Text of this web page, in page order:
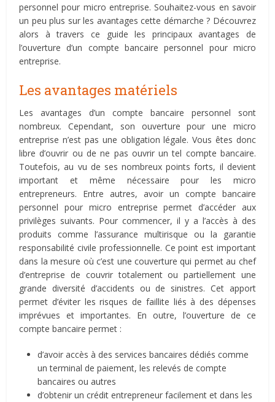
personnel pour micro entreprise. Souhaitez-vous en savoir
un peu plus sur les avantages cette démarche ? Découvrez
alors à travers ce guide les principaux avantages de
l’ouverture d’un compte bancaire personnel pour micro
entreprise.
Les avantages matériels
Les avantages d’un compte bancaire personnel sont
nombreux. Cependant, son ouverture pour une micro
entreprise n’est pas une obligation légale. Vous êtes donc
libre d’ouvrir ou de ne pas ouvrir un tel compte bancaire.
Toutefois, au vu de ses nombreux points forts, il devient
important et même nécessaire pour les micro
entrepreneurs. Entre autres, avoir un compte bancaire
personnel pour micro entreprise permet d’accéder aux
privilèges suivants. Pour commencer, il y a l’accès à des
produits comme l’assurance multirisque ou la garantie
responsabilité civile professionnelle. Ce point est important
dans la mesure où c’est une couverture qui permet au chef
d’entreprise de couvrir totalement ou partiellement une
grande diversité d’accidents ou de sinistres. Cet apport
permet d’éviter les risques de faillite liés à des dépenses
imprévues et importantes. En outre, l’ouverture de ce
compte bancaire permet :
d’avoir accès à des services bancaires dédiés comme
un terminal de paiement, les relevés de compte
bancaires ou autres
d’obtenir un crédit entrepreneur facilement et dans les